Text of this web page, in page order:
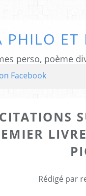
ET
perso, poème
Facebook
CITATIONS
Rédigé par